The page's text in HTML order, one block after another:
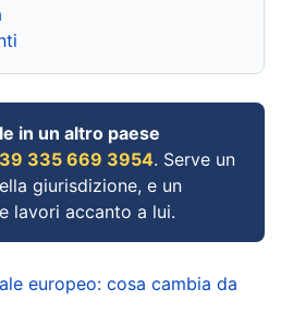
in un altro paese
335 669 3954. Serve un
giurisdizione, e un
lavori accanto a lui.
europeo: cosa cambia da